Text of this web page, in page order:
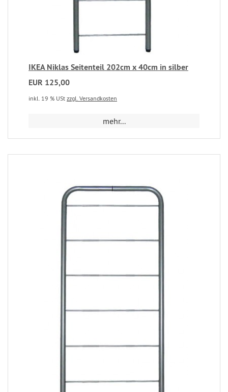
IKEA Niklas Seitenteil 202cm x 40cm in silber
EUR 125,00
inkl. 19 % USt zzgl. Versandkosten
mehr...